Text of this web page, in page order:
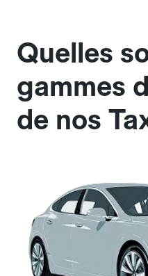
Quelles
gammes
de nos